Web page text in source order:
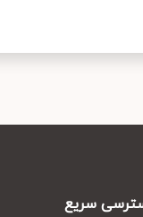
سریع